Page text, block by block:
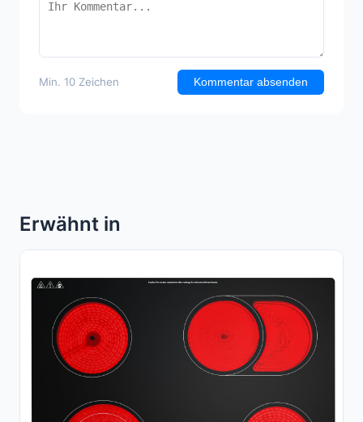
Min. 10 Zeichen Kommentar absenden
Erwähnt in